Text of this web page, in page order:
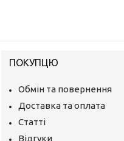
ПОКУПЦЮ
Обмін та повернення
Доставка та оплата
Статті
Відгуки